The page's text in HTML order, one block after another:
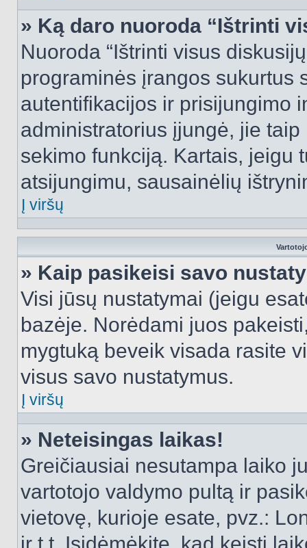
» Ką daro nuoroda “Ištrinti
Nuoroda “Ištrinti visus
programinės įrangos sukurtus
autentifikacijos ir prisijungimo
administratorius įjungė, jie
sekimo funkciją. Kartais, jeigu
atsijungimu, sausainėlių
Į viršų
» Kaip pasikeisi savo
Visi jūsų nustatymai (jeigu
bazėje. Norėdami juos
mygtuką beveik visada rasite
visus savo nustatymus.
Į viršų
» Neteisingas laikas!
Greičiausiai nesutampa laiko
vartotojo valdymo pultą ir
vietovę, kurioje esate, pvz.: